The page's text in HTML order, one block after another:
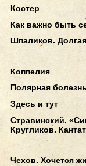
Костер
Как важно быть
Шпаликов.
Коппелия
Полярная болезнь
Здесь и тут
Стравинский.
Кругликов.
Чехов. Хочется